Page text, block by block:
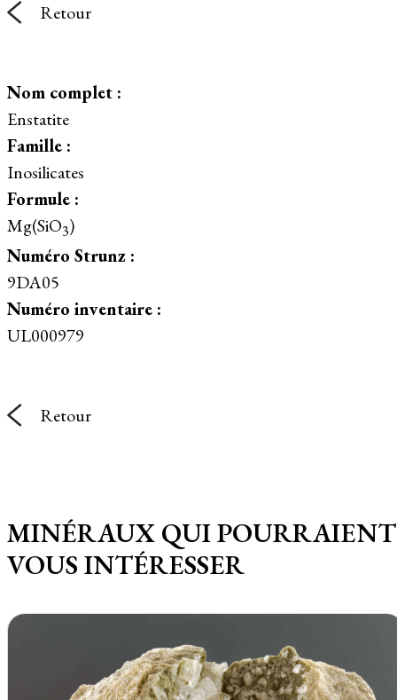
Retour
Nom complet :
Enstatite
Famille :
Inosilicates
Formule :
Mg(SiO3)
Numéro Strunz :
9DA05
Numéro inventaire :
UL000979
Retour
MINÉRAUX QUI POURRAIENT
VOUS INTÉRESSER